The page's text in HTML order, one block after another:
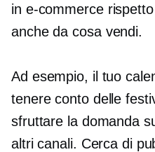
in e-commercerispetto
anche da cosa vendi.
Ad esempio, il tuo
tenere conto delle
sfruttare la domanda
altri canali. Cerca di